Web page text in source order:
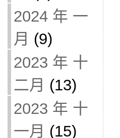
2024 年 一
月 (9)
2023 年 十
二月 (13)
2023 年 十
一月 (15)